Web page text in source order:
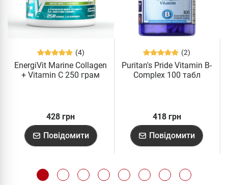
(4)
EnergiVit Marine Collagen
+ Vitamin C 250 грам
428 грн
Повідомити
(2)
Puritan's Pride Vitamin B-
Complex 100 табл
418 грн
Повідомити